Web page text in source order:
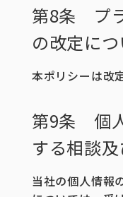
第8条 プ
の改定に
本ポリシーは改
第9条 個
する相談
当社の個人情報